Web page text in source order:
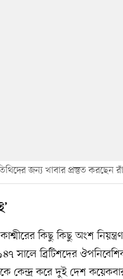
জন্য খাবার প্রস্তুত করছেন
কিছু কিছু অংশ
সালে ব্রিটিশদের
কেন্দ্র করে দুই দেশ